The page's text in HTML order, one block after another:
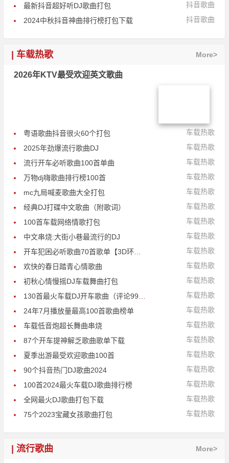
抖音歌曲
最新抖音超好听DJ歌曲打包
抖音歌曲
2024中秋抖音神曲排行榜打包下载
| 车载热歌 More>
2026年KTV最受欢迎英文歌曲
车载热歌
粤语歌曲抖音很火60个打包
车载热歌
2025年劲爆流行歌曲DJ
车载热歌
流行开车必听歌曲100首单曲
车载热歌
万物dj嗨歌曲排行榜100首
车载热歌
mc九局喊麦歌曲大全打包
车载热歌
经典DJ打碟中文歌曲（附歌词）
车载热歌
100首车载网络情歌打包
车载热歌
中文串烧:大街小巷最流行的DJ
车载热歌
开车犯困必听歌曲70首歌单【3D环绕带歌词】
车载热歌
欢快的春日踏青心情歌曲
车载热歌
初秋心情慢摇DJ车载舞曲打包
车载热歌
130首最火车载DJ开车歌曲（评论999）
车载热歌
24年7月播放量最高100首歌曲榜单
车载热歌
车载低音炮超长舞曲串烧
车载热歌
87个开车提神解乏歌曲歌单下载
车载热歌
夏季出游最受欢迎歌曲100首
车载热歌
90个抖音热门DJ歌曲2024
车载热歌
100首2024最火车载DJ歌曲排行榜
车载热歌
全网最火DJ歌曲打包下载
车载热歌
75个2023宝藏女孩歌曲打包
| 流行歌曲 More>